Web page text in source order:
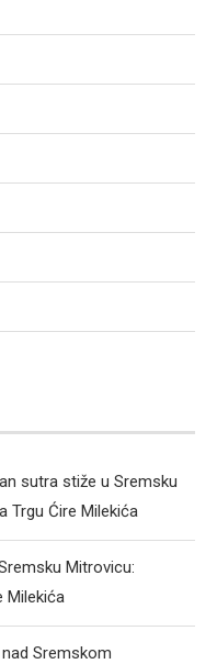
sutra stiže u Sremsku
Trgu Ćire Milekića
Mitrovicu:
Milekića
Sremskom